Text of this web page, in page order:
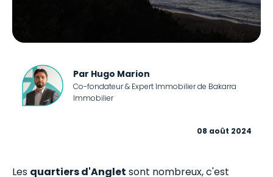
Par Hugo Marion
Co-fondateur & Expert Immobilier de Bakarra
Immobilier
08 août 2024
Les quartiers d'Anglet sont nombreux, c'est